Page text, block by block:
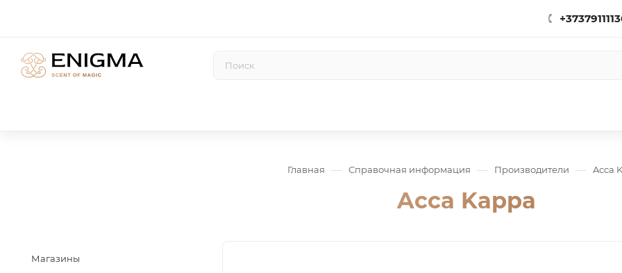
Главная — Справочная информация — Производители — Acca
Acca Kappa
Магазины